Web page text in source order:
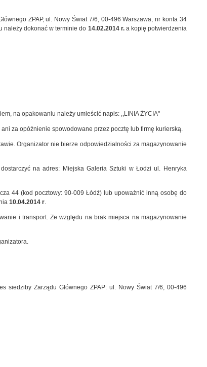
ZPAP, ul. Nowy Świat 7/6, 00-496 Warszawa, nr konta 34
należy dokonać w terminie do 14.02.2014 r.a kopię potwierdzenia
na opakowaniu należy umieścić napis: ,,LINIA ŻYCIA"
za opóźnienie spowodowane przez pocztę lub firmę kurierską.
Organizator nie bierze odpowiedzialności za magazynowanie
na adres: Miejska Galeria Sztuki w Łodzi ul. Henryka
44 (kod pocztowy: 90-009 Łódź) lub upoważnić inną osobę do
10.04.2014 r.
i transport. Ze względu na brak miejsca na magazynowanie
siedziby Zarządu Głównego ZPAP: ul. Nowy Świat 7/6, 00-496